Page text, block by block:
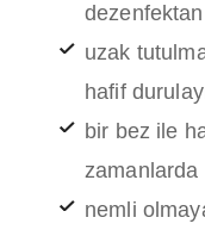
uzak
hafif
bir bez ile
zamanlarda
nemli